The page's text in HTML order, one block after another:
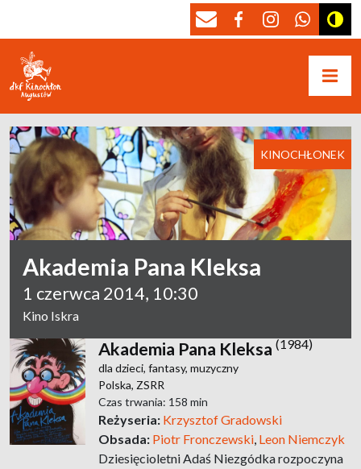
Akademia Pana Kleksa
1 czerwca 2014, 10:30
Kino Iskra
KINOCHŁONEK
Akademia Pana Kleksa (1984)
dla dzieci, fantasy, muzyczny
Polska, ZSRR
Czas trwania: 158 min
Reżyseria: Krzysztof Gradowski
Obsada: Piotr Fronczewski, Leon Niemczyk
Dziesięcioletni Adaś Niezgódka rozpoczyna